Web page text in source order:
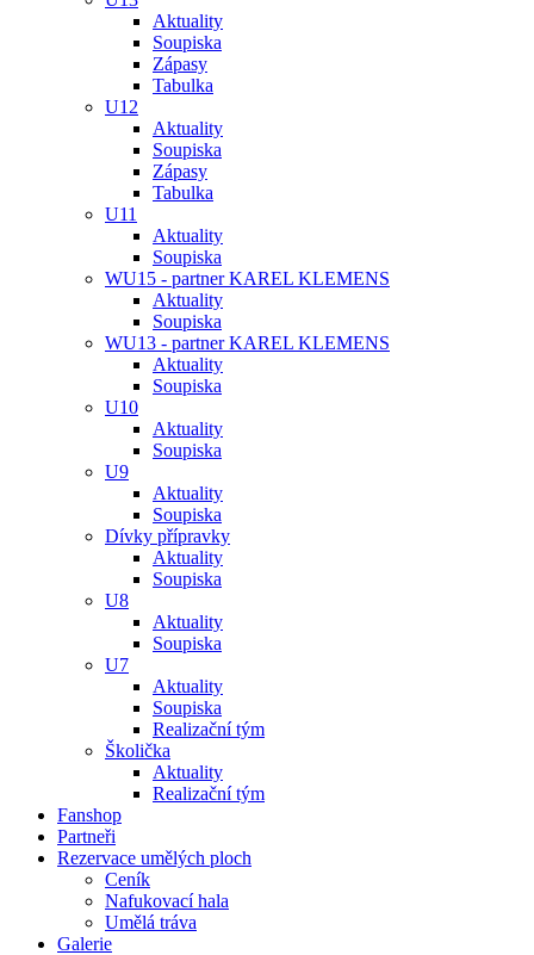
Aktuality
Soupiska
Zápasy
Tabulka
U12
Aktuality
Soupiska
Zápasy
Tabulka
U11
Aktuality
Soupiska
WU15 - partner KAREL KLEMENS
Aktuality
Soupiska
WU13 - partner KAREL KLEMENS
Aktuality
Soupiska
U10
Aktuality
Soupiska
U9
Aktuality
Soupiska
Dívky přípravky
Aktuality
Soupiska
U8
Aktuality
Soupiska
U7
Aktuality
Soupiska
Realizační tým
Školička
Aktuality
Realizační tým
Fanshop
Partneři
Rezervace umělých ploch
Ceník
Nafukovací hala
Umělá tráva
Galerie